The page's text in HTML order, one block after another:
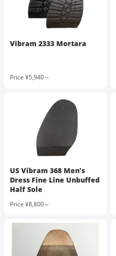
Vibram 2333 Mortara
Price ¥5,940～
US Vibram 368 Men’s
Dress Fine Line Unbuffed
Half Sole
Price ¥8,800～